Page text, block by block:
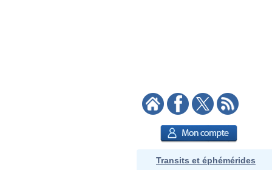
Transits et éphémérides